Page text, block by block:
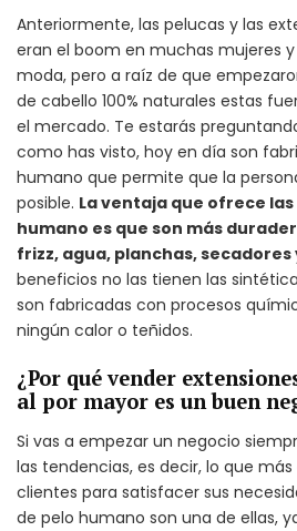
Anteriormente, las pelucas y las
eran el boom en muchas mujeres
moda, pero a raíz de que
de cabello 100% naturales estas
el mercado. Te estarás
como has visto, hoy en día son
humano que permite que la
posible. La ventaja que ofrece
humano es que son más
frizz, agua, planchas,
beneficios no las tienen las
son fabricadas con procesos
ningún calor o teñidos.
¿Por qué vender
al por mayor es un buen
Si vas a empezar un negocio
las tendencias, es decir, lo que
clientes para satisfacer sus
de pelo humano son una de ellas,